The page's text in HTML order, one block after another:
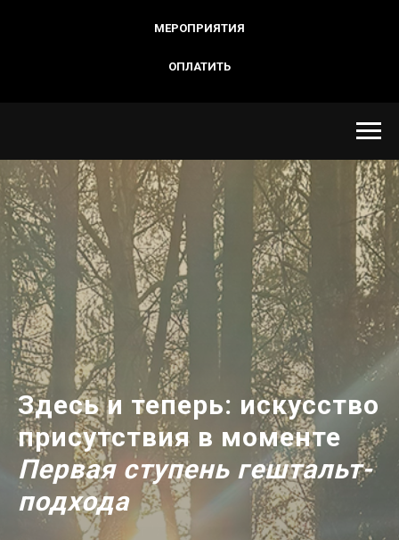
МЕРОПРИЯТИЯ
ОПЛАТИТЬ
Здесь и теперь: искусство
присутствия в моменте
Первая ступень гештальт-
подхода